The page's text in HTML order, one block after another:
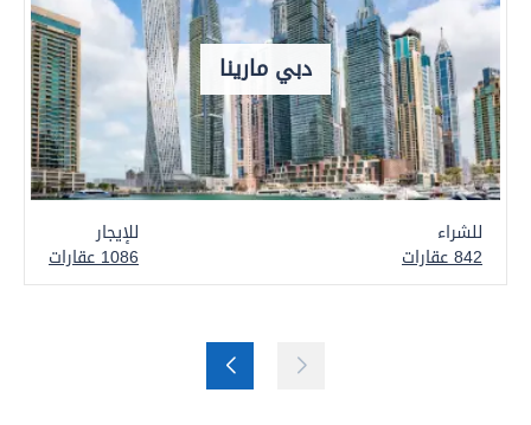
دبي مارينا
للشراء
842 عقارات
للإيجار
1086 عقارات